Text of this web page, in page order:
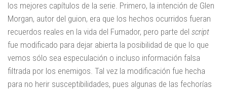
los mejores capítulos de la serie. Primero, la intención de Glen
Morgan, autor del guion, era que los hechos ocurridos fueran
recuerdos reales en la vida del Fumador, pero parte del script
fue modificado para dejar abierta la posibilidad de que lo que
vemos sólo sea especulación o incluso información falsa
filtrada por los enemigos. Tal vez la modificación fue hecha
para no herir susceptibilidades, pues algunas de las fechorías